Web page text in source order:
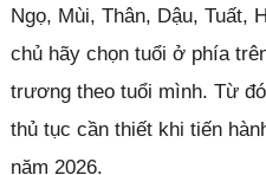
Ngọ, Mùi, Thân, Dậu, Tuất,
chủ hãy chọn tuổi ở phía
trương theo tuổi mình. Từ
thủ tục cần thiết khi tiến
năm 2026.